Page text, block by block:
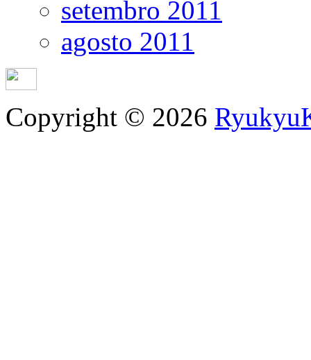
setembro 2011
agosto 2011
Copyright © 2026